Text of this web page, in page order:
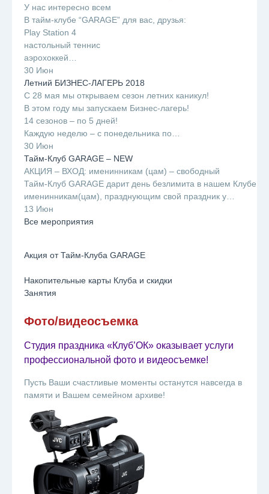
У нас интересно всем
В тайм-клубе “GARAGE” для вас, друзья:
Play Station 4
настольный теннис
аэрохоккей…
30 Июн
Летний БИЗНЕС-ЛАГЕРЬ 2018
С 28 мая мы открываем сезон летних каникул!
В этом году мы запускаем Бизнес-лагерь!
14 сезонов – по 5 дней!
Каждую неделю – с понедельника по…
30 Июн
Тайм-Клуб GARAGE – NEW
АКЦИЯ – ВХОД: именинникам (цам) – свободный
Тайм-Клуб GARAGE дарит день безлимита в нашем Клубе
именинникам(цам), празднующим свой праздник у…
13 Июн
Все мероприятия
Акция от Тайм-Клуба GARAGE
Накопительные карты Клуба и скидки
Занятия
Фото/видеосъемка
Cтудия праздника «Клуб’ОК» оказывает услуги
профессиональной фото и видеосъемке!
Пусть Ваши счастливые моменты останутся навсегда в
памяти и Вашем семейном архиве!